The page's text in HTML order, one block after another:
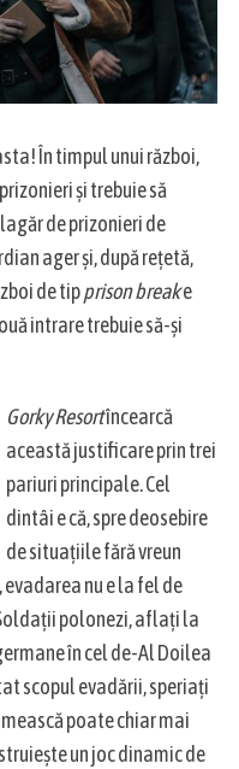
În timpul unui război,
și trebuie să
de prizonieri de
ager și, după rețetă,
de tipprison breake
intrare trebuie să-și
Gorky Resortîncearcă
această justificare prin trei
pariuri principale. Cel
dintâi e că, spre deosebire
de situațiile fără vreun
nu e la fel de
polonezi, aflați la
în cel de-Al Doilea
scopul evadării, speriați
poate chiar mai
un joc dinamic de